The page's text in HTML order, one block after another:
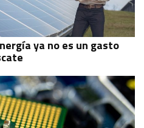
ya no es un gasto